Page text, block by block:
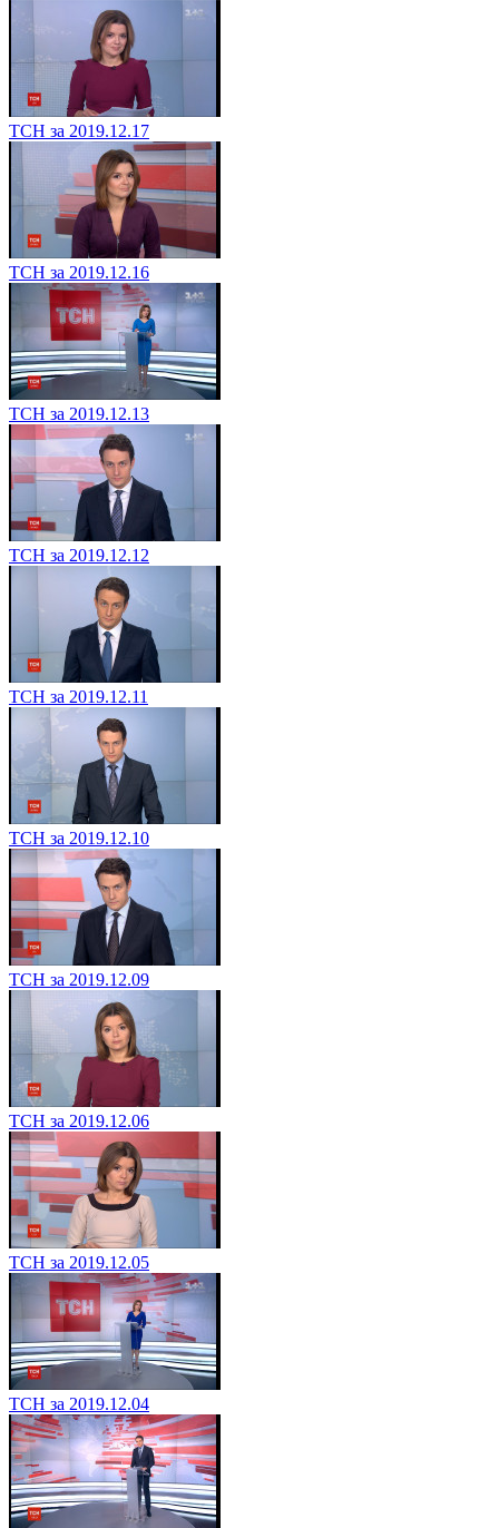
ТСН за 2019.12.17
ТСН за 2019.12.16
ТСН за 2019.12.13
ТСН за 2019.12.12
ТСН за 2019.12.11
ТСН за 2019.12.10
ТСН за 2019.12.09
ТСН за 2019.12.06
ТСН за 2019.12.05
ТСН за 2019.12.04